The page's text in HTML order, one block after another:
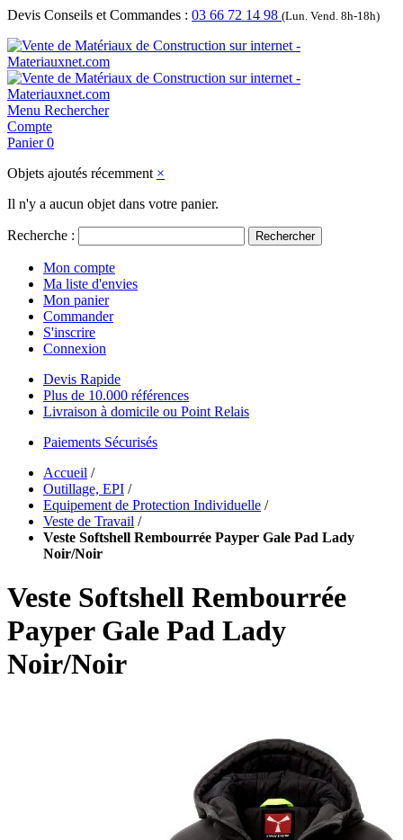
Devis Conseils et Commandes : 03 66 72 14 98 (Lun. Vend. 8h-18h)
Menu Rechercher
Compte
Panier 0
Objets ajoutés récemment ×
Il n'y a aucun objet dans votre panier.
Recherche : Rechercher
Mon compte
Ma liste d'envies
Mon panier
Commander
S'inscrire
Connexion
Devis Rapide
Plus de 10.000 références
Livraison à domicile ou Point Relais
Paiements Sécurisés
Accueil /
Outillage, EPI /
Equipement de Protection Individuelle /
Veste de Travail /
Veste Softshell Rembourrée Payper Gale Pad Lady
Noir/Noir
Veste Softshell Rembourrée
Payper Gale Pad Lady
Noir/Noir